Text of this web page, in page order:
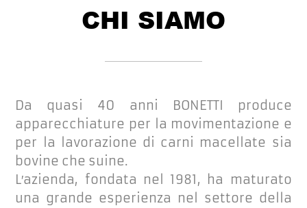
CHI SIAMO
Da quasi 40 anni BONETTI produce
apparecchiature per la movimentazione e
per la lavorazione di carni macellate sia
bovine che suine.
L′azienda, fondata nel 1981, ha maturato
una grande esperienza nel settore della